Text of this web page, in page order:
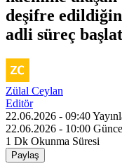
deşifre
adli süreç
Zülal Ceylan
Editör
22.06.2026 - 09:40
22.06.2026 - 10:00
1 Dk Okunma Süresi
Paylaş